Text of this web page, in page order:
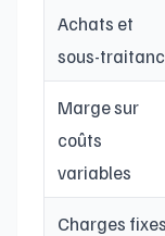
Achats et
sous-
Marge sur
coûts
variables
Charges fixes